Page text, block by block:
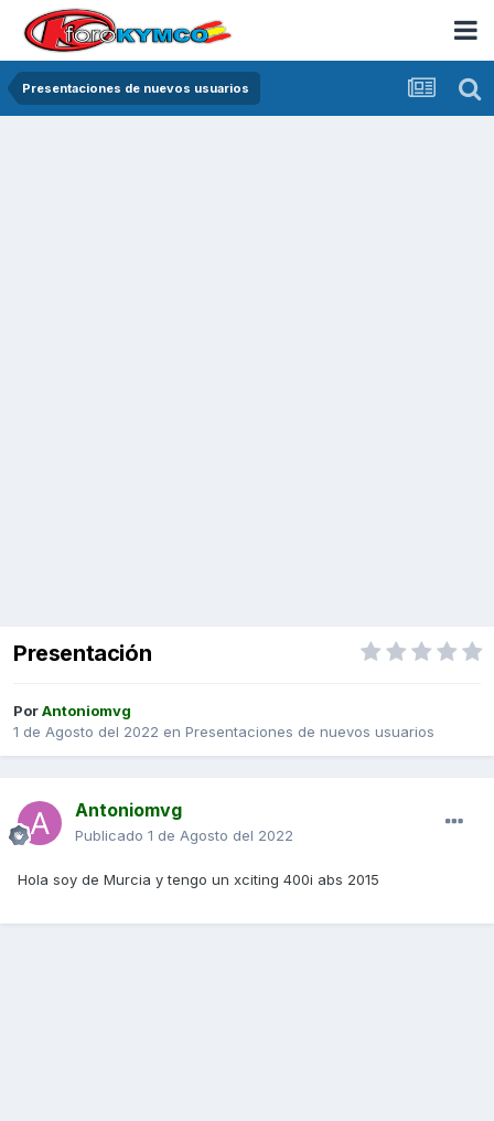
Presentaciones de nuevos usuarios
Presentación
PorAntoniomvg
1 de Agosto del 2022 en Presentaciones de nuevos usuarios
Antoniomvg
Publicado 1 de Agosto del 2022
Hola soy de Murcia y tengo un xciting 400i abs 2015